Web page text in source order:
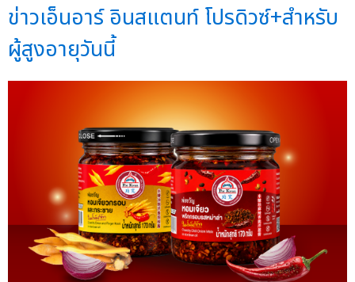
ข่าวเอ็นอาร์ อินสแตนท์ โปรดิวซ์+สำหรับ
ผู้สูงอายุวันนี้